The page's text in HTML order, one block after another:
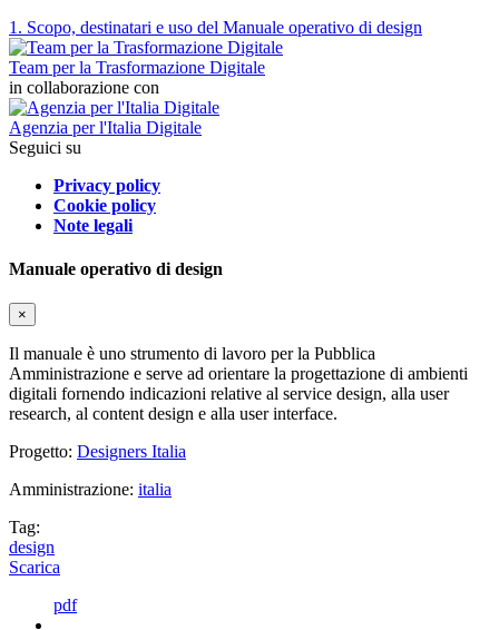
1. Scopo, destinatari e uso del Manuale operativo di design
Team per la Trasformazione Digitale
in collaborazione con
Agenzia per l'Italia Digitale
Seguici su
Privacy policy
Cookie policy
Note legali
Manuale operativo di design
×
Il manuale è uno strumento di lavoro per la Pubblica
Amministrazione e serve ad orientare la progettazione di ambienti
digitali fornendo indicazioni relative al service design, alla user
research, al content design e alla user interface.
Progetto: Designers Italia
Amministrazione: italia
Tag:
design
Scarica
pdf